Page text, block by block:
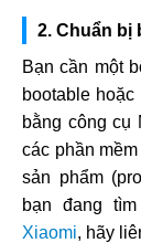
2. Chuẩn bị
Bạn cần một
bootable
bằng công cụ
các phần
sản phẩm
bạn đang
Xiaomi, hãy